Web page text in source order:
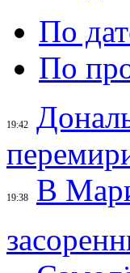
По
По
19:42
19:38
В